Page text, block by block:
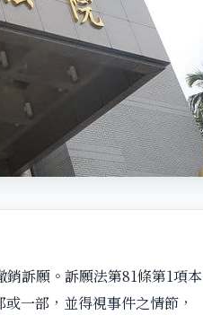
銷訴願。訴願法第81條第1項本
一部，並得視事件之情節，